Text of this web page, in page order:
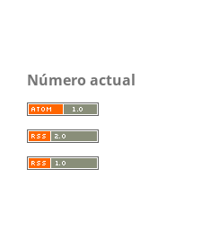
Número actual